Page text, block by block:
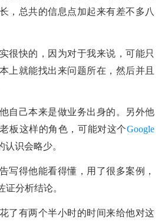
，总共的信息点加起来有差不多八
很快的，因为对于我来说，可能只
上就能找出来问题所在，然后并且
自己本来是做业务出身的。另外他
板这样的角色，可能对这个Google
认识会略少。
写得他能看得懂，用了很多案例，
分析结论。
了有两个半小时的时间来给他对这